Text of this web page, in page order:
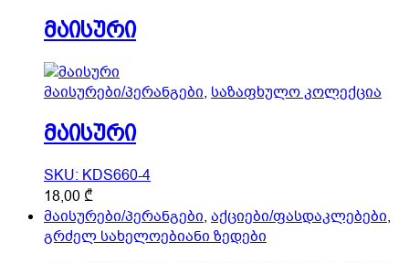
options
on
the
product
page
მაისური
მაისურები/პერანგები, საზაფხულო კოლექცია
მაისური
SKU: KDS660-4
18,00₾
product
has
მაისურები/პერანგები, აქციები/ფასდაკლებები,
გრძელ სახელოებიანი ზედები